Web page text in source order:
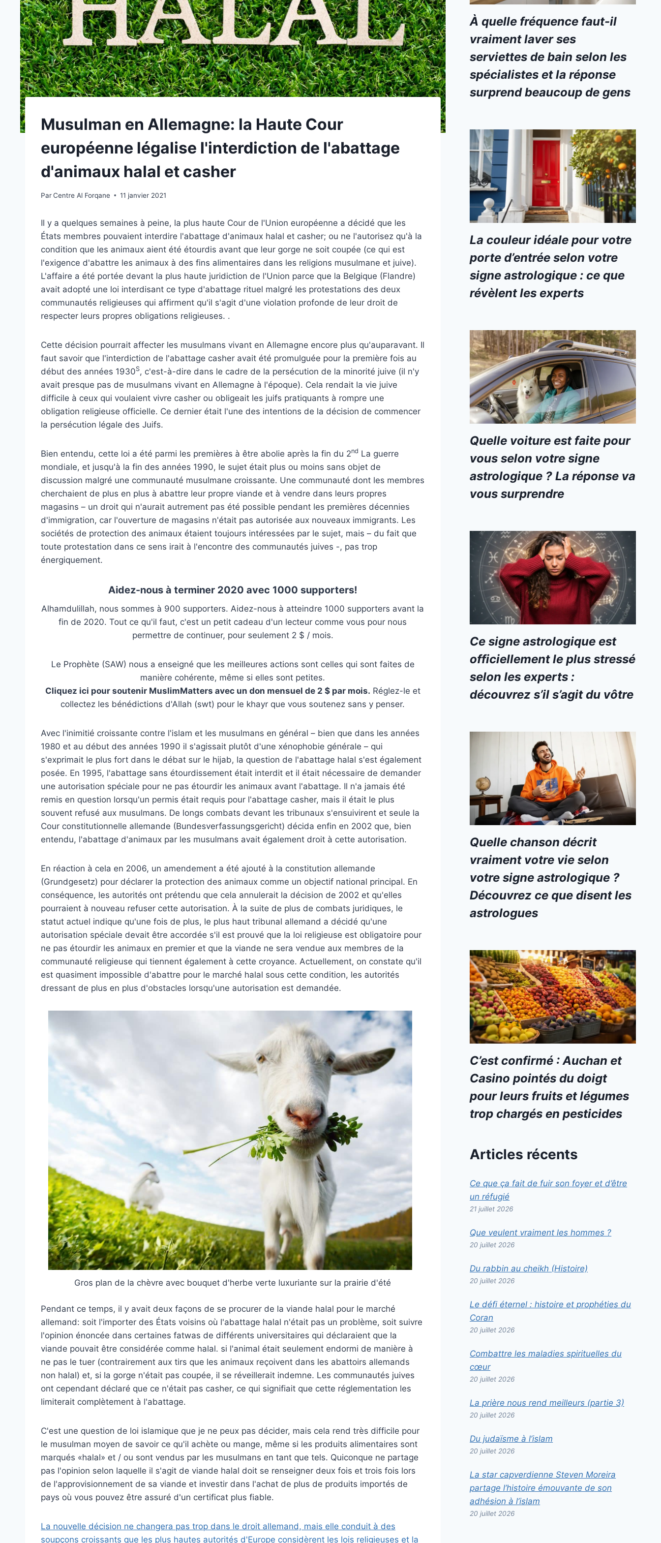
Musulman en Allemagne: la Haute Cour
européenne légalise l'interdiction de l'abattage
d'animaux halal et casher
ParCentre Al Forqane 11 janvier 2021
Il y a quelques semaines à peine, la plus haute Cour de l'Union européenne a décidé que les
États membres pouvaient interdire l'abattage d'animaux halal et casher; ou ne l'autorisez qu'à la
condition que les animaux aient été étourdis avant que leur gorge ne soit coupée (ce qui est
l'exigence d'abattre les animaux à des fins alimentaires dans les religions musulmane et juive).
L'affaire a été portée devant la plus haute juridiction de l'Union parce que la Belgique (Flandre)
avait adopté une loi interdisant ce type d'abattage rituel malgré les protestations des deux
communautés religieuses qui affirment qu'il s'agit d'une violation profonde de leur droit de
respecter leurs propres obligations religieuses. .
Cette décision pourrait affecter les musulmans vivant en Allemagne encore plus qu'auparavant. Il
faut savoir que l'interdiction de l'abattage casher avait été promulguée pour la première fois au
début des années 1930S, c'est-à-dire dans le cadre de la persécution de la minorité juive (il n'y
avait presque pas de musulmans vivant en Allemagne à l'époque). Cela rendait la vie juive
difficile à ceux qui voulaient vivre casher ou obligeait les juifs pratiquants à rompre une
obligation religieuse officielle. Ce dernier était l'une des intentions de la décision de commencer
la persécution légale des Juifs.
Bien entendu, cette loi a été parmi les premières à être abolie après la fin du 2nd La guerre
mondiale, et jusqu'à la fin des années 1990, le sujet était plus ou moins sans objet de
discussion malgré une communauté musulmane croissante. Une communauté dont les membres
cherchaient de plus en plus à abattre leur propre viande et à vendre dans leurs propres
magasins – un droit qui n'aurait autrement pas été possible pendant les premières décennies
d'immigration, car l'ouverture de magasins n'était pas autorisée aux nouveaux immigrants. Les
sociétés de protection des animaux étaient toujours intéressées par le sujet, mais – du fait que
toute protestation dans ce sens irait à l'encontre des communautés juives -, pas trop
énergiquement.
Aidez-nous à terminer 2020 avec 1000 supporters!
Alhamdulillah, nous sommes à 900 supporters. Aidez-nous à atteindre 1000 supporters avant la
fin de 2020. Tout ce qu'il faut, c'est un petit cadeau d'un lecteur comme vous pour nous
permettre de continuer, pour seulement 2 $ / mois.
Le Prophète (SAW) nous a enseigné que les meilleures actions sont celles qui sont faites de
manière cohérente, même si elles sont petites.
Cliquez ici pour soutenir MuslimMatters avec un don mensuel de 2 $ par mois. Réglez-le et
collectez les bénédictions d'Allah (swt) pour le khayr que vous soutenez sans y penser.
Avec l'inimitié croissante contre l'islam et les musulmans en général – bien que dans les années
1980 et au début des années 1990 il s'agissait plutôt d'une xénophobie générale – qui
s'exprimait le plus fort dans le débat sur le hijab, la question de l'abattage halal s'est également
posée. En 1995, l'abattage sans étourdissement était interdit et il était nécessaire de demander
une autorisation spéciale pour ne pas étourdir les animaux avant l'abattage. Il n'a jamais été
remis en question lorsqu'un permis était requis pour l'abattage casher, mais il était le plus
souvent refusé aux musulmans. De longs combats devant les tribunaux s'ensuivirent et seule la
Cour constitutionnelle allemande (Bundesverfassungsgericht) décida enfin en 2002 que, bien
entendu, l'abattage d'animaux par les musulmans avait également droit à cette autorisation.
En réaction à cela en 2006, un amendement a été ajouté à la constitution allemande
(Grundgesetz) pour déclarer la protection des animaux comme un objectif national principal. En
conséquence, les autorités ont prétendu que cela annulerait la décision de 2002 et qu'elles
pourraient à nouveau refuser cette autorisation. À la suite de plus de combats juridiques, le
statut actuel indique qu'une fois de plus, le plus haut tribunal allemand a décidé qu'une
autorisation spéciale devait être accordée s'il est prouvé que la loi religieuse est obligatoire pour
ne pas étourdir les animaux en premier et que la viande ne sera vendue aux membres de la
communauté religieuse qui tiennent également à cette croyance. Actuellement, on constate qu'il
est quasiment impossible d'abattre pour le marché halal sous cette condition, les autorités
dressant de plus en plus d'obstacles lorsqu'une autorisation est demandée.
Gros plan de la chèvre avec bouquet d'herbe verte luxuriante sur la prairie d'été
Pendant ce temps, il y avait deux façons de se procurer de la viande halal pour le marché
allemand: soit l'importer des États voisins où l'abattage halal n'était pas un problème, soit suivre
l'opinion énoncée dans certaines fatwas de différents universitaires qui déclaraient que la
viande pouvait être considérée comme halal. si l'animal était seulement endormi de manière à
ne pas le tuer (contrairement aux tirs que les animaux reçoivent dans les abattoirs allemands
non halal) et, si la gorge n'était pas coupée, il se réveillerait indemne. Les communautés juives
ont cependant déclaré que ce n'était pas casher, ce qui signifiait que cette réglementation les
limiterait complètement à l'abattage.
C'est une question de loi islamique que je ne peux pas décider, mais cela rend très difficile pour
le musulman moyen de savoir ce qu'il achète ou mange, même si les produits alimentaires sont
marqués «halal» et / ou sont vendus par les musulmans en tant que tels. Quiconque ne partage
pas l'opinion selon laquelle il s'agit de viande halal doit se renseigner deux fois et trois fois lors
de l'approvisionnement de sa viande et investir dans l'achat de plus de produits importés de
pays où vous pouvez être assuré d'un certificat plus fiable.
La nouvelle décision ne changera pas trop dans le droit allemand, mais elle conduit à des
soupçons croissants que les plus hautes autorités d'Europe considèrent les lois religieuses et la
À quelle fréquence faut-il
vraiment laver ses
serviettes de bain selon les
spécialistes et la réponse
surprend beaucoup de gens
La couleur idéale pour votre
porte d’entrée selon votre
signe astrologique : ce que
révèlent les experts
Quelle voiture est faite pour
vous selon votre signe
astrologique ? La réponse va
vous surprendre
Ce signe astrologique est
officiellement le plus stressé
selon les experts :
découvrez s’il s’agit du vôtre
Quelle chanson décrit
vraiment votre vie selon
votre signe astrologique ?
Découvrez ce que disent les
astrologues
C’est confirmé : Auchan et
Casino pointés du doigt
pour leurs fruits et légumes
trop chargés en pesticides
Articles récents
Ce que ça fait de fuir son foyer et d’être
un réfugié
21 juillet 2026
Que veulent vraiment les hommes ?
20 juillet 2026
Du rabbin au cheikh (Histoire)
20 juillet 2026
Le défi éternel : histoire et prophéties du
Coran
20 juillet 2026
Combattre les maladies spirituelles du
cœur
20 juillet 2026
La prière nous rend meilleurs (partie 3)
20 juillet 2026
Du judaïsme à l’islam
20 juillet 2026
La star capverdienne Steven Moreira
partage l’histoire émouvante de son
adhésion à l’islam
20 juillet 2026